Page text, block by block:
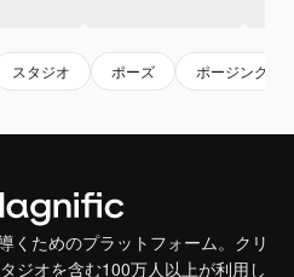
スタジオ ポーズ ポージング
くためのプラットフォーム。クリ
ジオを含む100万人以上が利用し